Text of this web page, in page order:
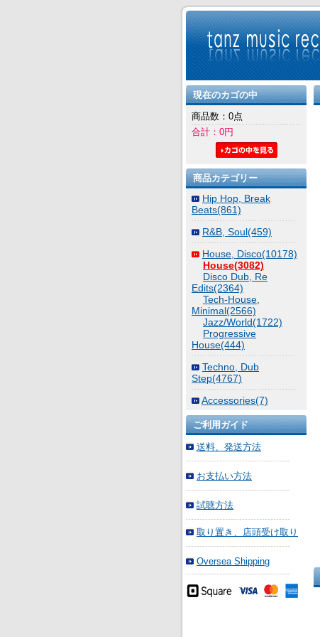
現在のカゴの中
商品数：0点
合計：0円
商品カテゴリー
Hip Hop, Break
Beats(861)
R&B, Soul(459)
House, Disco(10178)
House(3082)
Disco Dub, Re
Edits(2364)
Tech-House,
Minimal(2566)
Jazz/World(1722)
Progressive
House(444)
Techno, Dub
Step(4767)
Accessories(7)
ご利用ガイド
送料、発送方法
お支払い方法
試聴方法
取り置き、店頭受け取り
Oversea Shipping